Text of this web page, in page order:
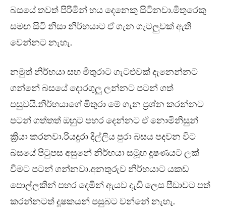
බසයේ තවත් පිරිමින් හය දෙනෙකු සිටිනවා.මිතුරෙකු
සමඟ සිටි නිසා නිර්භයාට ඒ ගැන ගැටලුවක් ඇති
වෙන්නට නැහැ.
නමුත් නිර්භයා සහ මිතුරාට ගැටළුවක් දැනෙන්නට
ගන්නේ බසයේ දොරගුලු ලන්නට පටන් ගත්
පසුවයි.නිර්භයාගේ මිතුරා මේ ගැන ප්‍රශ්න කරන්නට
පටන් ගත්තත් ඔහුට පහර දෙන්නට ඒ නොමිනිසුන්
ක්‍රියා කරනවා.රියදුරා දිල්ලිය පුරා බසය පදවන විට
බසයේ පිටුපස අසුනේ නිර්භයා සමූහ දූෂණයට ලක්
වීමට පටන් ගන්නවා.අනතුරුව නිර්භයාට යකඩ
පොල්ලකින් පහර දෙමින් ඇයව දැඩි ලෙස පීඩාවට පත්
කරන්නටත් දූෂකයන් පසුබට වන්නේ නැහැ.